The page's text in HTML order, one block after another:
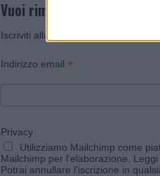
Vuoi rimanere sempre
Iscriviti alla newsletter di Gallura
Indirizzo email *
Privacy
Utilizziamo Mailchimp come
Mailchimp per l'elaborazione.
Potrai annullare l'iscrizione in